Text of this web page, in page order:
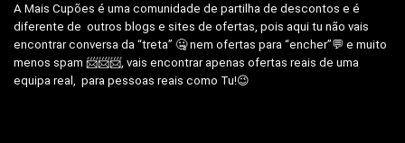
A Mais Cupões é uma comunidade de partilha de descontos e é
diferente de outros blogs e sites de ofertas, pois aqui tu não vais
encontrar conversa da “treta” 🤐 nem ofertas para “encher”💬 e muito
menos spam 📨📨📨, vais encontrar apenas ofertas reais de uma
equipa real, para pessoas reais como Tu!😉